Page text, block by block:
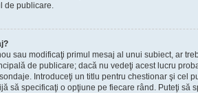
de publicare.
sau modificaţi primul mesaj al unui subiect, ar
de publicare; dacă nu vedeţi acest lucru
Introduceţi un titlu pentru chestionar şi cel
să specificaţi o opţiune pe fiecare rând. Puteţi să